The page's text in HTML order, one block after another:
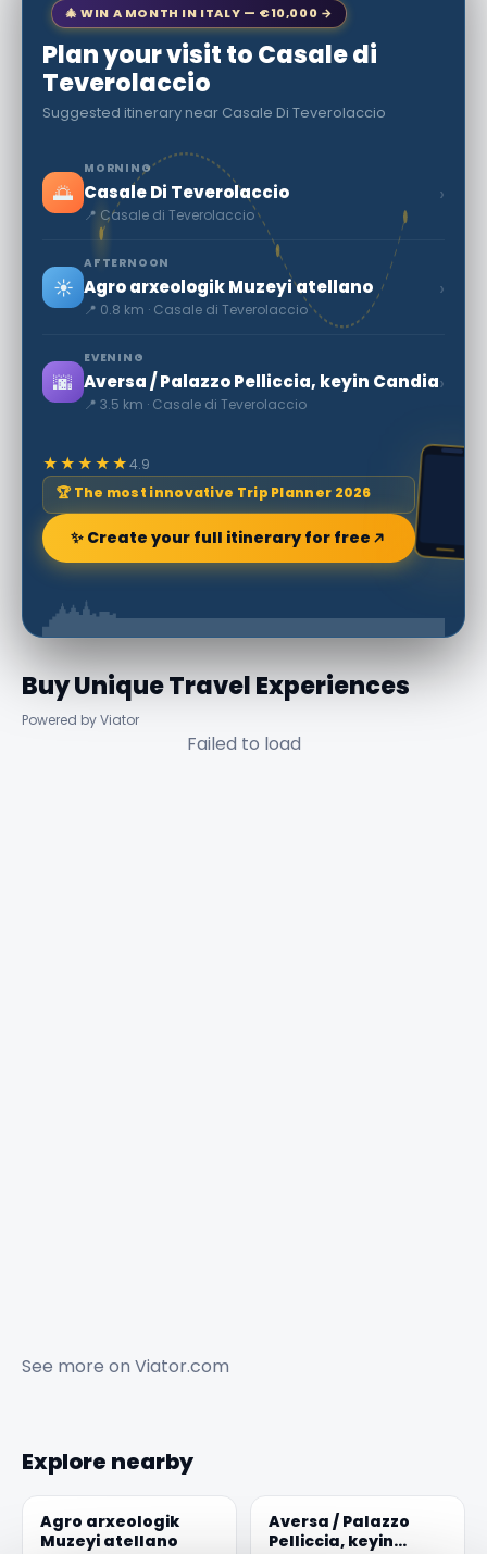
🎄 WIN A MONTH IN ITALY — €10,000 →
Plan your visit to Casale di
Teverolaccio
Suggested itinerary near Casale Di Teverolaccio
🌅
MORNING
Casale Di Teverolaccio
📍 Casale di Teverolaccio
›
☀️
AFTERNOON
Agro arxeologik Muzeyi atellano
📍 0.8 km · Casale di Teverolaccio
›
🌆
EVENING
Aversa / Palazzo Pelliccia, keyin Candia
📍 3.5 km · Casale di Teverolaccio
›
★★★★★4.9
🏆 The most innovative Trip Planner 2026
✨ Create your full itinerary for free
Buy Unique Travel Experiences
Powered by Viator
Failed to load
See more on Viator.com
Explore nearby
Agro arxeologik
Muzeyi atellano
Aversa / Palazzo
Pelliccia, keyin